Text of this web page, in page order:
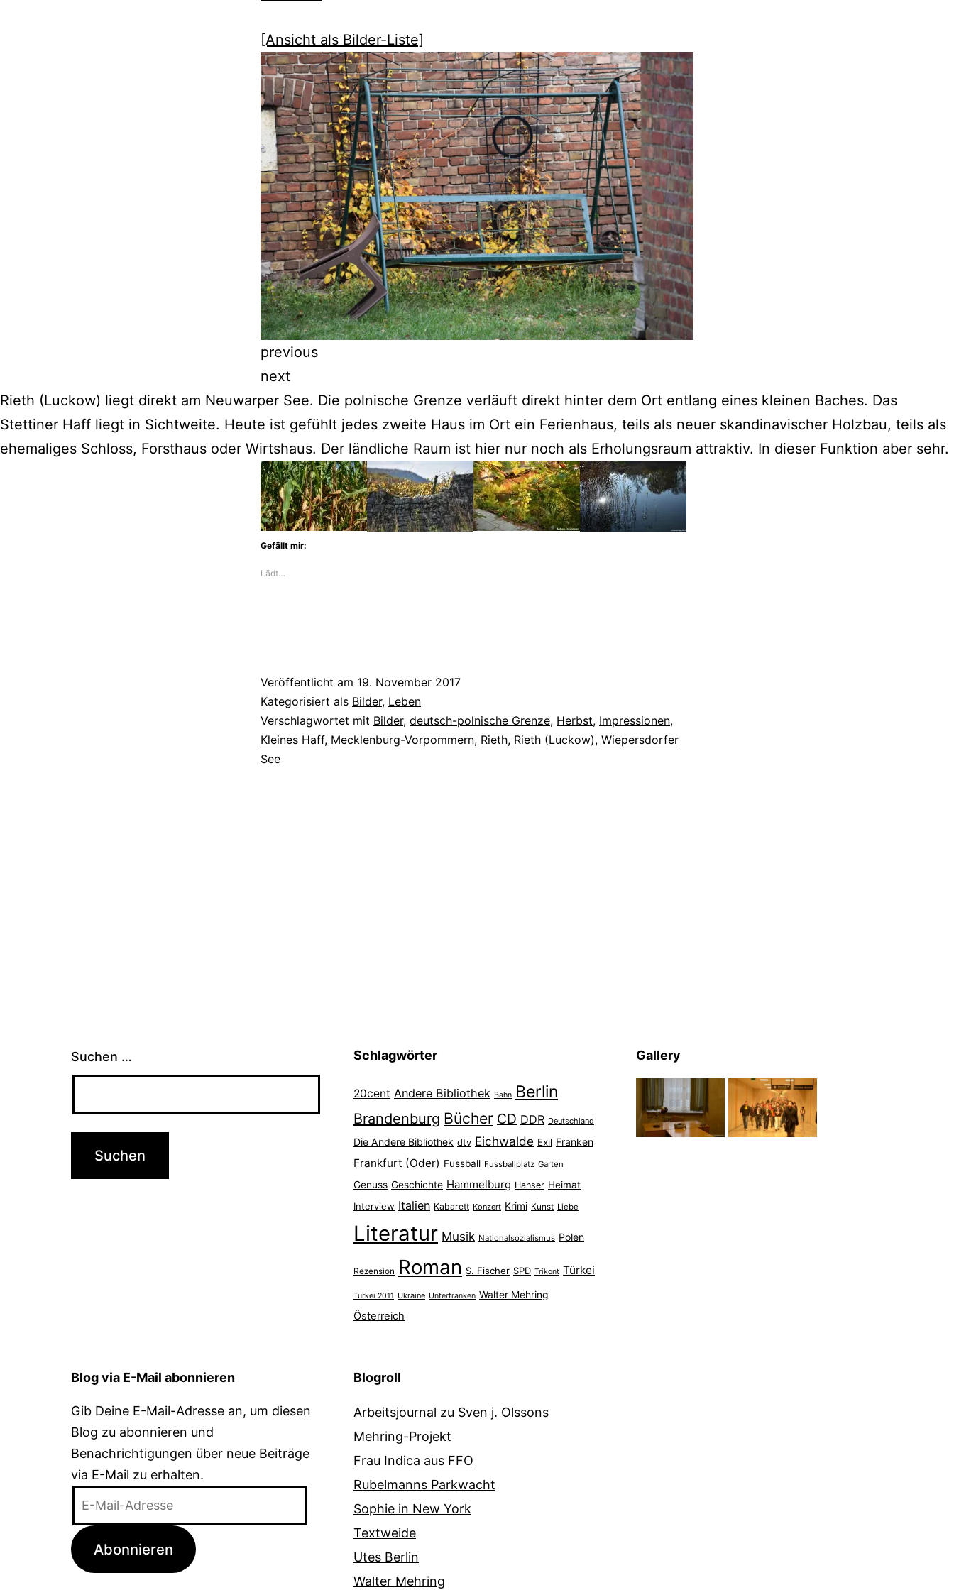
[Ansicht als Bilder-Liste]
previous
next
Rieth (Luckow) liegt direkt am Neuwarper See. Die polnische Grenze verläuft direkt hinter dem Ort entlang eines kleinen Baches. Das
Stettiner Haff liegt in Sichtweite. Heute ist gefühlt jedes zweite Haus im Ort ein Ferienhaus, teils als neuer skandinavischer Holzbau, teils als
ehemaliges Schloss, Forsthaus oder Wirtshaus. Der ländliche Raum ist hier nur noch als Erholungsraum attraktiv. In dieser Funktion aber sehr.
Gefällt mir:
Lädt…
Veröffentlicht am 19. November 2017
Kategorisiert als Bilder, Leben
Verschlagwortet mit Bilder, deutsch-polnische Grenze, Herbst, Impressionen,
Kleines Haff, Mecklenburg-Vorpommern, Rieth, Rieth (Luckow), Wiepersdorfer
See
Suchen … Schlagwörter
20cent Andere Bibliothek Bahn Berlin
Brandenburg Bücher CD DDR Deutschland
Die Andere Bibliothek dtv Eichwalde Exil Franken
Frankfurt (Oder) Fussball Fussballplatz Garten
Genuss Geschichte Hammelburg Hanser Heimat
Interview Italien Kabarett Konzert Krimi Kunst Liebe
Literatur Musik Nationalsozialismus Polen
Rezension Roman S. Fischer SPD Trikont Türkei
Türkei 2011 Ukraine Unterfranken Walter Mehring
Österreich
Gallery
Blog via E-Mail abonnieren
Gib Deine E-Mail-Adresse an, um diesen
Blog zu abonnieren und
Benachrichtigungen über neue Beiträge
via E-Mail zu erhalten.
Adresse
Abonnieren
Blogroll
Arbeitsjournal zu Sven j. Olssons
Mehring-Projekt
Frau Indica aus FFO
Rubelmanns Parkwacht
Sophie in New York
Textweide
Utes Berlin
Walter Mehring